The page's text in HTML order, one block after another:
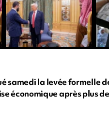
samedi la levée formelle
économique après plus